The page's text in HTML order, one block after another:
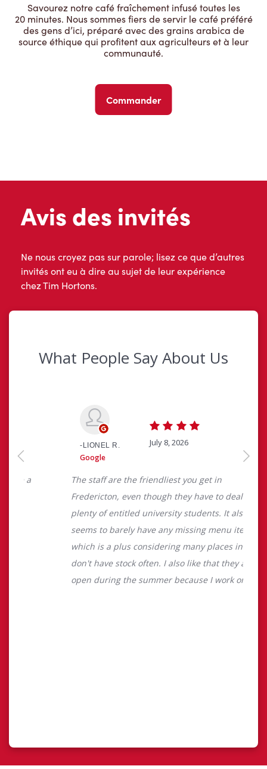
Savourez notre café fraîchement infusé toutes les
20 minutes. Nous sommes fiers de servir le café préféré
des gens d’ici, préparé avec des grains arabica de
source éthique qui profitent aux agriculteurs et à leur
communauté.
Commander
Avis des invités
Ne nous croyez pas sur parole; lisez ce que d’autres
invités ont eu à dire au sujet de leur expérience
chez Tim Hortons.